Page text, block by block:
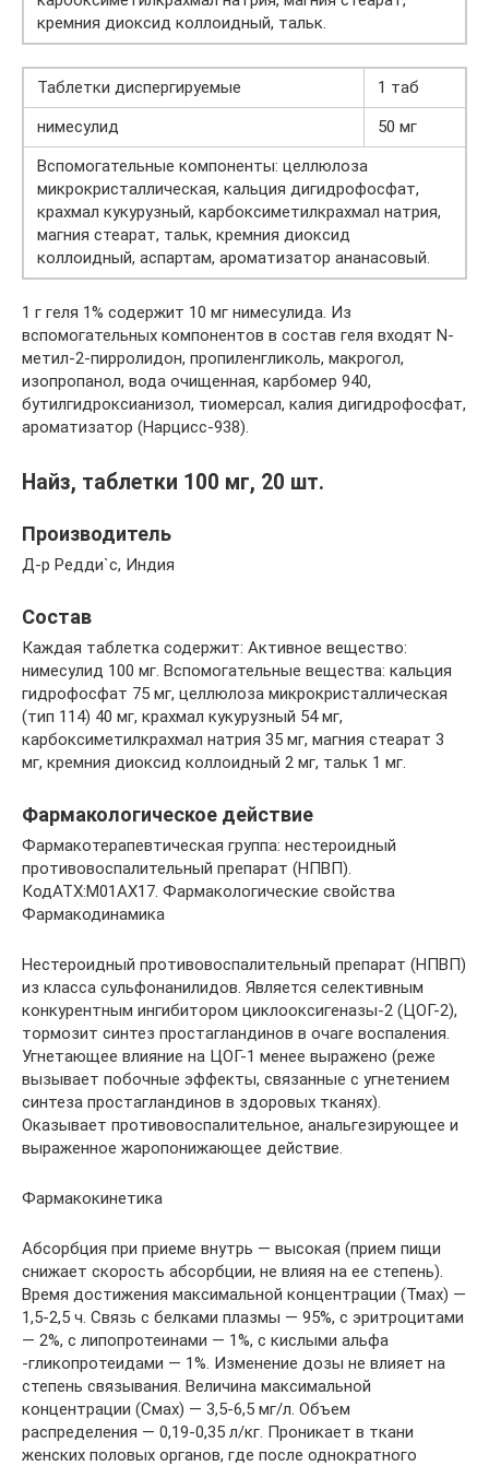
кремния диоксид коллоидный, тальк.
Таблетки диспергируемые
1 таб
нимесулид
50 мг
Вспомогательные компоненты: целлюлоза
микрокристаллическая, кальция дигидрофосфат,
крахмал кукурузный, карбоксиметилкрахмал натрия,
магния стеарат, тальк, кремния диоксид
коллоидный, аспартам, ароматизатор ананасовый.
1 г геля 1% содержит 10 мг нимесулида. Из
вспомогательных компонентов в состав геля входят N-
метил-2-пирролидон, пропиленгликоль, макрогол,
изопропанол, вода очищенная, карбомер 940,
бутилгидроксианизол, тиомерсал, калия дигидрофосфат,
ароматизатор (Нарцисс-938).
Найз, таблетки 100 мг, 20 шт.
Производитель
Д-р Редди`с, Индия
Состав
Каждая таблетка содержит: Активное вещество:
нимесулид 100 мг. Вспомогательные вещества: кальция
гидрофосфат 75 мг, целлюлоза микрокристаллическая
(тип 114) 40 мг, крахмал кукурузный 54 мг,
карбоксиметилкрахмал натрия 35 мг, магния стеарат 3
мг, кремния диоксид коллоидный 2 мг, тальк 1 мг.
Фармакологическое действие
Фармакотерапевтическая группа: нестероидный
противовоспалительный препарат (НПВП).
КодАТХ:М01АХ17. Фармакологические свойства
Фармакодинамика
Нестероидный противовоспалительный препарат (НПВП)
из класса сульфонанилидов. Является селективным
конкурентным ингибитором циклооксигеназы-2 (ЦОГ-2),
тормозит синтез простагландинов в очаге воспаления.
Угнетающее влияние на ЦОГ-1 менее выражено (реже
вызывает побочные эффекты, связанные с угнетением
синтеза простагландинов в здоровых тканях).
Оказывает противовоспалительное, анальгезирующее и
выраженное жаропонижающее действие.
Фармакокинетика
Абсорбция при приеме внутрь — высокая (прием пищи
снижает скорость абсорбции, не влияя на ее степень).
Время достижения максимальной концентрации (Тмах) —
1,5-2,5 ч. Связь с белками плазмы — 95%, с эритроцитами
— 2%, с липопротеинами — 1%, с кислыми альфа
-гликопротеидами — 1%. Изменение дозы не влияет на
степень связывания. Величина максимальной
концентрации (Смах) — 3,5-6,5 мг/л. Объем
распределения — 0,19-0,35 л/кг. Проникает в ткани
женских половых органов, где после однократного